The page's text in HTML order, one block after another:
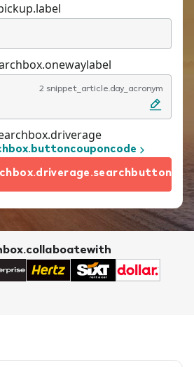
2 snippet_article.day_acronym